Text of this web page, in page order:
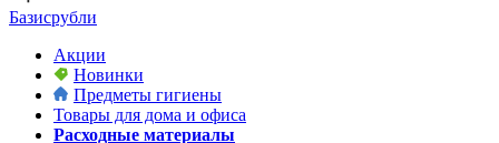
Базисрубли
Акции
Новинки
Предметы гигиены
Товары для дома и офиса
Расходные материалы